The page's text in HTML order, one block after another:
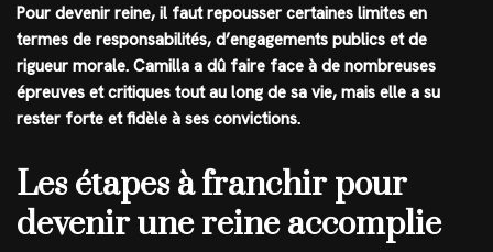
Pour devenir reine, il faut repousser certaines limites en
termes de responsabilités, d’engagements publics et de
rigueur morale. Camilla a dû faire face à de nombreuses
épreuves et critiques tout au long de sa vie, mais elle a su
rester forte et fidèle à ses convictions.
Les étapes à franchir pour
devenir une reine accomplie